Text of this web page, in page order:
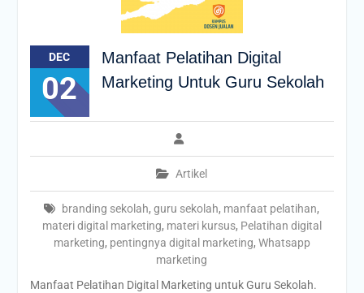
DEC
02
Manfaat Pelatihan Digital
Marketing Untuk Guru Sekolah
Artikel
branding sekolah,guru sekolah, manfaat pelatihan,
materi digital marketing, materi kursus, Pelatihan digital
marketing, pentingnya digital marketing, Whatsapp
marketing
Manfaat Pelatihan Digital Marketing untuk Guru Sekolah.